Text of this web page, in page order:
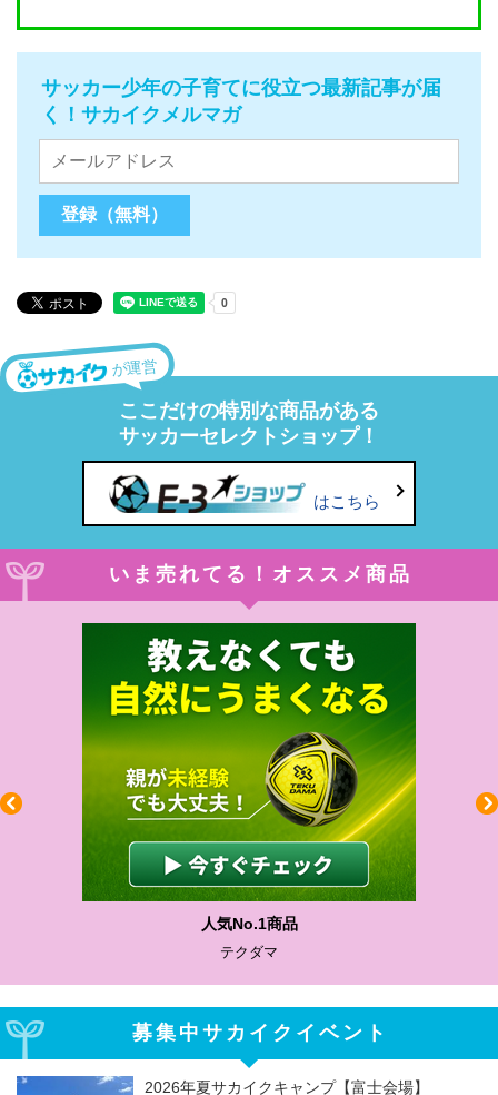
サッカー少年の子育てに役立つ最新記事が届
く！サカイクメルマガ
が運営
ここだけの特別な商品がある
サッカーセレクトショップ！
はこちら
いま売れてる！オススメ商品
人気No.1商品
テクダマ
募集中サカイクイベント
2026年夏サカイクキャンプ【富士会場】